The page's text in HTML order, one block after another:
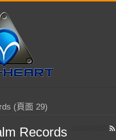
(頁面 29)
Records